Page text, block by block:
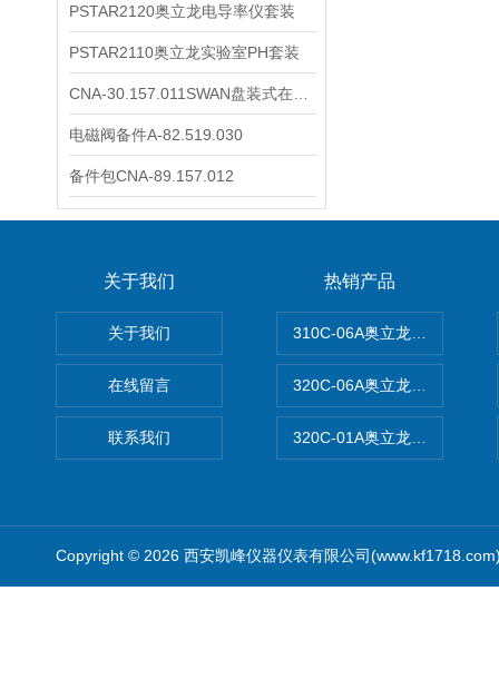
PSTAR2120奥立龙电导率仪套装
PSTAR2110奥立龙实验室PH套装
电磁阀备件A-82.519.030
备件包CNA-89.157.012
关于我们
关于我们
在线留言
联系我们
热销产品
310C-06A奥立龙实验室台式
320C-06A奥立龙实验室便携
320C-01A奥立龙实验室便携
Copyright © 2026 西安凯峰仪器仪表有限公司